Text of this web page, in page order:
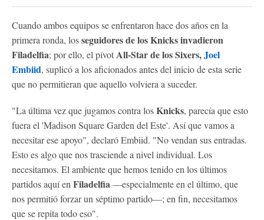
Cuando ambos equipos se enfrentaron hace dos años en la
primera ronda, losseguidores de los Knicks invadieron
Filadelfia; por ello, el pívotAll-Star de los Sixers,Joel
Embiid, suplicó a los aficionados antes del inicio de esta serie
que no permitieran que aquello volviera a suceder.
"La última vez que jugamos contra losKnicks, parecía que esto
fuera el 'Madison Square Garden del Este'. Así que vamos a
necesitar ese apoyo", declaró Embiid. "No vendan sus entradas.
Esto es algo que nos trasciende a nivel individual. Los
necesitamos. El ambiente que hemos tenido en los últimos
partidos aquí en Filadelfia—especialmente en el último, que
nos permitió forzar un séptimo partido—; en fin, necesitamos
que se repita todo eso".